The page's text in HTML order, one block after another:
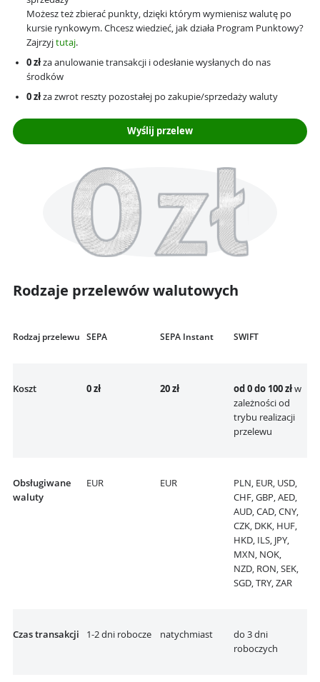
Możesz też zbierać punkty, dzięki którym wymienisz walutę po
kursie rynkowym. Chcesz wiedzieć, jak działa Program Punktowy?
Zajrzyjtutaj.
0 złza anulowanie transakcji i odesłanie wysłanych do nas
środków
0 złza zwrot reszty pozostałej po zakupie/sprzedaży waluty
Wyślij przelew
Rodzaje przelewów walutowych
Rodzaj przelewu SEPA SEPA Instant SWIFT
Koszt 0 zł 20 zł od 0 do 100 złw
zależności od
trybu realizacji
przelewu
Obsługiwane
waluty
EUR EUR
PLN, EUR, USD,
CHF, GBP, AED,
AUD, CAD, CNY,
CZK, DKK, HUF,
HKD, ILS, JPY,
MXN, NOK,
NZD, RON, SEK,
SGD, TRY, ZAR
Czas transakcji 1-2 dni robocze natychmiast
do 3 dni
roboczych